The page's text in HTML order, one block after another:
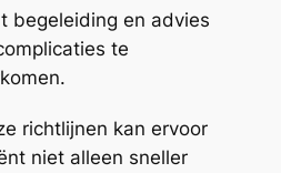
begeleiding en advies
te
richtlijnen kan ervoor
niet alleen sneller